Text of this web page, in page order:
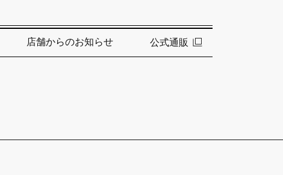
店舗からのお知らせ 公式通販